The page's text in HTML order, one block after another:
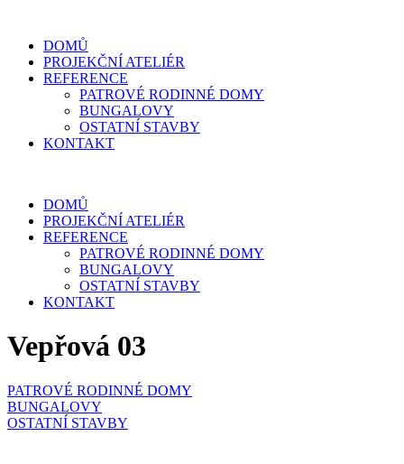
DOMŮ
PROJEKČNÍ ATELIÉR
REFERENCE
PATROVÉ RODINNÉ DOMY
BUNGALOVY
OSTATNÍ STAVBY
KONTAKT
DOMŮ
PROJEKČNÍ ATELIÉR
REFERENCE
PATROVÉ RODINNÉ DOMY
BUNGALOVY
OSTATNÍ STAVBY
KONTAKT
Vepřová 03
PATROVÉ RODINNÉ DOMY
BUNGALOVY
OSTATNÍ STAVBY